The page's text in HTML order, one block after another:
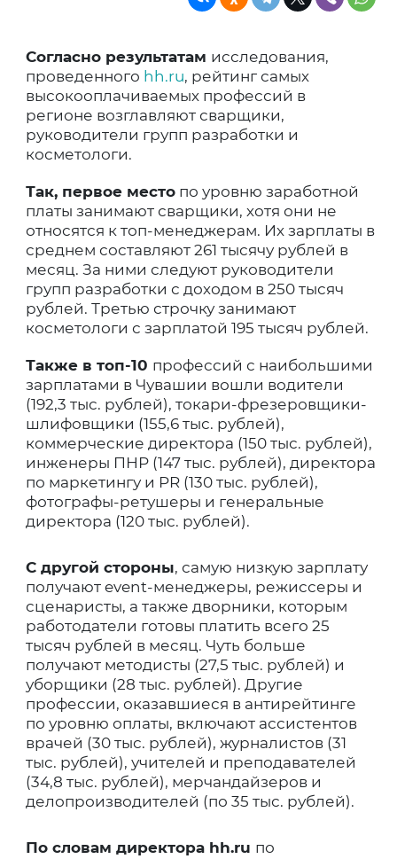
Согласно результатам исследования,
проведенного hh.ru, рейтинг самых
высокооплачиваемых профессий в
регионе возглавляют сварщики,
руководители групп разработки и
косметологи.
Так, первое место по уровню заработной
платы занимают сварщики, хотя они не
относятся к топ-менеджерам. Их зарплаты в
среднем составляют 261 тысячу рублей в
месяц. За ними следуют руководители
групп разработки с доходом в 250 тысяч
рублей. Третью строчку занимают
косметологи с зарплатой 195 тысяч рублей.
Также в топ-10 профессий с наибольшими
зарплатами в Чувашии вошли водители
(192,3 тыс. рублей), токари-фрезеровщики-
шлифовщики (155,6 тыс. рублей),
коммерческие директора (150 тыс. рублей),
инженеры ПНР (147 тыс. рублей), директора
по маркетингу и PR (130 тыс. рублей),
фотографы-ретушеры и генеральные
директора (120 тыс. рублей).
С другой стороны, самую низкую зарплату
получают event-менеджеры, режиссеры и
сценаристы, а также дворники, которым
работодатели готовы платить всего 25
тысяч рублей в месяц. Чуть больше
получают методисты (27,5 тыс. рублей) и
уборщики (28 тыс. рублей). Другие
профессии, оказавшиеся в антирейтинге
по уровню оплаты, включают ассистентов
врачей (30 тыс. рублей), журналистов (31
тыс. рублей), учителей и преподавателей
(34,8 тыс. рублей), мерчандайзеров и
делопроизводителей (по 35 тыс. рублей).
По словам директора hh.ru по